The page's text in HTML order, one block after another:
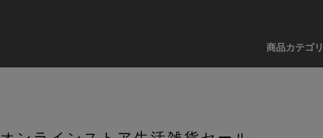
商品カテゴリ